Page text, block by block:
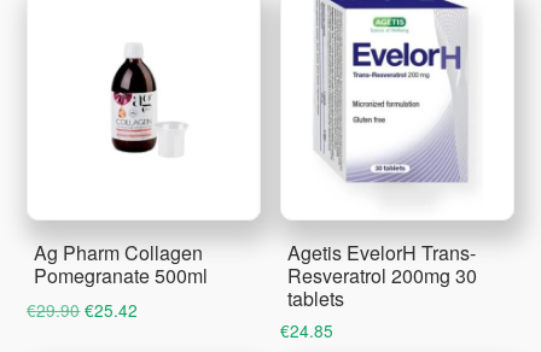
Ag Pharm Collagen
Pomegranate 500ml
€29.90Original
€25.42
Agetis EvelorH Trans-
Resveratrol 200mg 30
tablets
€24.85